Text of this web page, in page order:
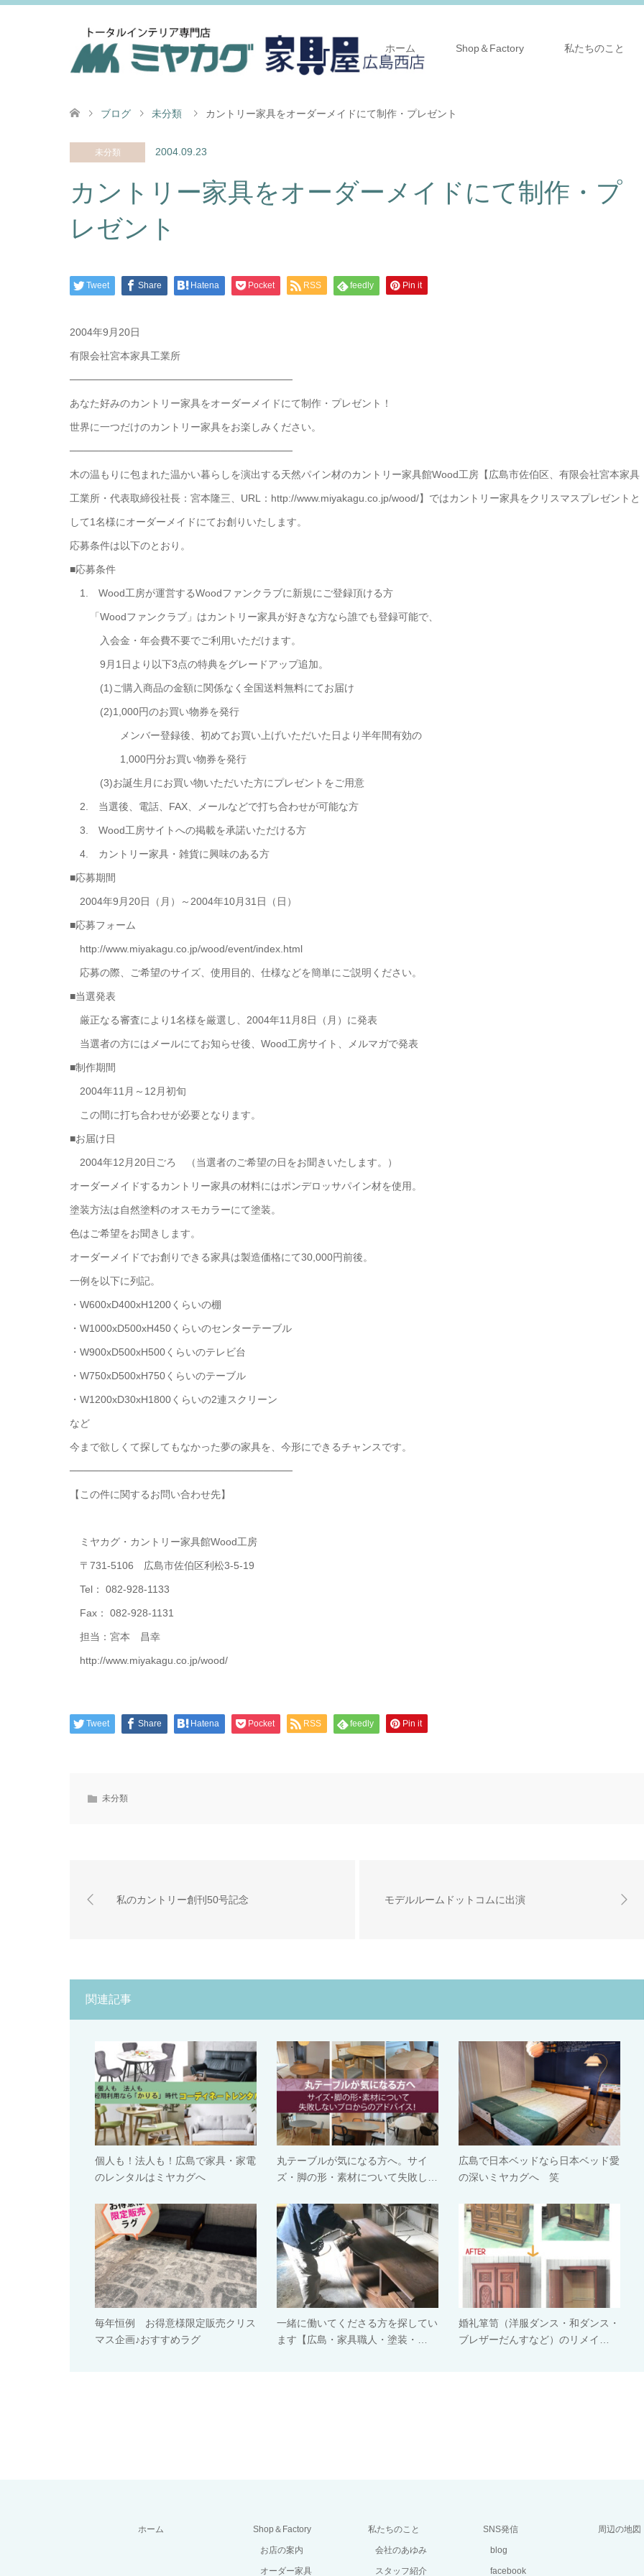
ホーム Shop＆Factory 私たちのこと
ブログ 未分類 カントリー家具をオーダーメイドにて制作・プレゼント
未分類 2004.09.23
カントリー家具をオーダーメイドにて制作・プ
レゼント
Tweet Share Hatena Pocket RSS feedly Pin it
2004年9月20日
有限会社宮本家具工業所
───────────────────────────────
あなた好みのカントリー家具をオーダーメイドにて制作・プレゼント！
世界に一つだけのカントリー家具をお楽しみください。
───────────────────────────────
木の温もりに包まれた温かい暮らしを演出する天然パイン材のカントリー家具館Wood工房【広島市佐伯区、有限会社宮本家具
工業所・代表取締役社長：宮本隆三、URL：http://www.miyakagu.co.jp/wood/】ではカントリー家具をクリスマスプレゼントと
して1名様にオーダーメイドにてお創りいたします。
応募条件は以下のとおり。
■応募条件
1. Wood工房が運営するWoodファンクラブに新規にご登録頂ける方
「Woodファンクラブ」はカントリー家具が好きな方なら誰でも登録可能で、
入会金・年会費不要でご利用いただけます。
9月1日より以下3点の特典をグレードアップ追加。
(1)ご購入商品の金額に関係なく全国送料無料にてお届け
(2)1,000円のお買い物券を発行
メンバー登録後、初めてお買い上げいただいた日より半年間有効の
1,000円分お買い物券を発行
(3)お誕生月にお買い物いただいた方にプレゼントをご用意
2. 当選後、電話、FAX、メールなどで打ち合わせが可能な方
3. Wood工房サイトへの掲載を承諾いただける方
4. カントリー家具・雑貨に興味のある方
■応募期間
2004年9月20日（月）～2004年10月31日（日）
■応募フォーム
http://www.miyakagu.co.jp/wood/event/index.html
応募の際、ご希望のサイズ、使用目的、仕様などを簡単にご説明ください。
■当選発表
厳正なる審査により1名様を厳選し、2004年11月8日（月）に発表
当選者の方にはメールにてお知らせ後、Wood工房サイト、メルマガで発表
■制作期間
2004年11月～12月初旬
この間に打ち合わせが必要となります。
■お届け日
2004年12月20日ごろ （当選者のご希望の日をお聞きいたします。）
オーダーメイドするカントリー家具の材料にはポンデロッサパイン材を使用。
塗装方法は自然塗料のオスモカラーにて塗装。
色はご希望をお聞きします。
オーダーメイドでお創りできる家具は製造価格にて30,000円前後。
一例を以下に列記。
・W600xD400xH1200くらいの棚
・W1000xD500xH450くらいのセンターテーブル
・W900xD500xH500くらいのテレビ台
・W750xD500xH750くらいのテーブル
・W1200xD30xH1800くらいの2連スクリーン
など
今まで欲しくて探してもなかった夢の家具を、今形にできるチャンスです。
───────────────────────────────
【この件に関するお問い合わせ先】
ミヤカグ・カントリー家具館Wood工房
〒731-5106 広島市佐伯区利松3-5-19
Tel： 082-928-1133
Fax： 082-928-1131
担当：宮本 昌幸
http://www.miyakagu.co.jp/wood/
Tweet Share Hatena Pocket RSS feedly Pin it
未分類
私のカントリー創刊50号記念 モデルルームドットコムに出演
関連記事
個人も！法人も！広島で家具・家電
のレンタルはミヤカグへ
丸テーブルが気になる方へ。サイ
ズ・脚の形・素材について失敗し…
広島で日本ベッドなら日本ベッド愛
の深いミヤカグへ 笑
毎年恒例 お得意様限定販売クリス
マス企画♪おすすめラグ
一緒に働いてくださる方を探してい
ます【広島・家具職人・塗装・…
婚礼箪笥（洋服ダンス・和ダンス・
ブレザーだんすなど）のリメイ…
ホーム Shop＆Factory
お店の案内
オーダー家具
私たちのこと
会社のあゆみ
スタッフ紹介
SNS発信
blog
facebook
周辺の地図